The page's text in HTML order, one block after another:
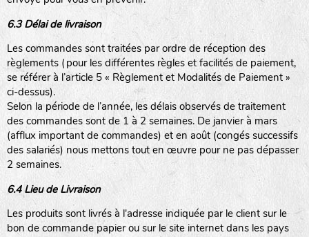
6.3 Délai de livraison
Les commandes sont traitées par ordre de réception des
règlements (pour les différentes règles et facilités de paiement,
se référer à l’article 5 « Règlement et Modalités de Paiement »
ci-dessus).
Selon la période de l’année, les délais observés de traitement
des commandes sont de 1 à 2 semaines. De janvier à mars
(afflux important de commandes) et en août (congés successifs
des salariés) nous mettons tout en œuvre pour ne pas dépasser
2 semaines.
6.4 Lieu de Livraison
Les produits sont livrés à l'adresse indiquée par le client sur le
bon de commande papier ou sur le site internet dans les pays